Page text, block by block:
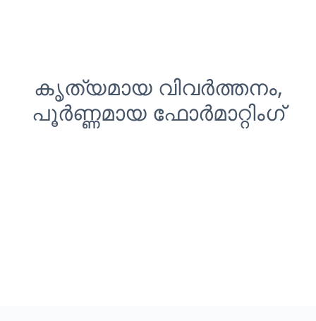
കൃത്യമായ വിവർത്തനം,
പൂർണ്ണമായ ഫോർമാറ്റിംഗ്